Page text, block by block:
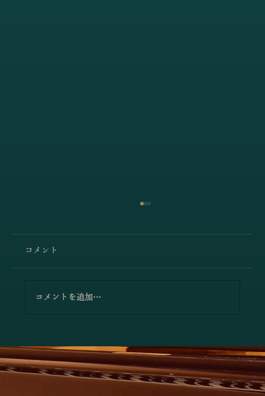
ル Deux piano －対話と共鳴―」のお知
らせ
コメント
コメントを追加…